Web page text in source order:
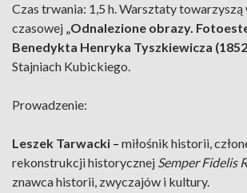
Czas trwania: 1,5 h. Warsztaty
czasowej „Odnalezione obrazy.
Benedykta Henryka Tyszkiewicza
Stajniach Kubickiego.
Prowadzenie:
Leszek Tarwacki – miłośnik historii,
rekonstrukcji historycznej Semper Fidelis
znawca historii, zwyczajów i kultury.